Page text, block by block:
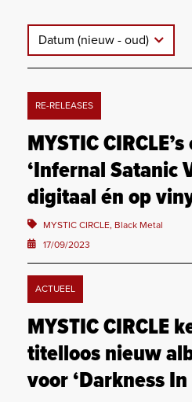
Datum (nieuw - oud)
RE-RELEASES
MYSTIC
‘Infernal Satanic
digitaal én op
MYSTIC CIRCLE, Black Metal
17/09/2023
ACTUEEL
MYSTIC CIRCLE
titelloos nieuw
voor ‘Darkness In